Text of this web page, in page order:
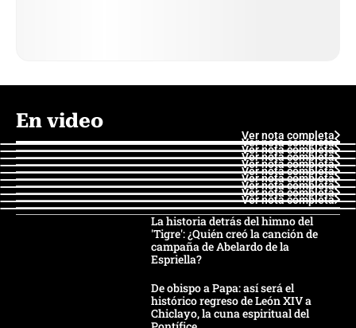
En video
Ver nota completa
Ver nota completa
Ver nota completa
Ver nota completa
Ver nota completa
Ver nota completa
Ver nota completa
Ver nota completa
Ver nota completa
Ver nota completa
La historia detrás del himno del
'Tigre': ¿Quién creó la canción de
campaña de Abelardo de la
Espriella?
De obispo a Papa: así será el
histórico regreso de León XIV a
Chiclayo, la cuna espiritual del